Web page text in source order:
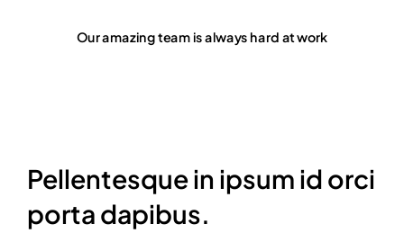
Our amazing team is always hard at work
Pellentesque in ipsum id orci
porta dapibus.